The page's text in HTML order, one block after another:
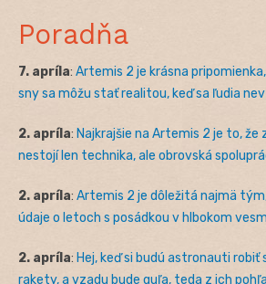
Poradňa
7. apríla: Artemis 2 je krásna
sny sa môžu stať realitou, keď sa ľudia
2. apríla: Najkrajšie na Artemis 2 je to,
nestojí len technika, ale obrovská
2. apríla: Artemis 2 je dôležitá najmä
údaje o letoch s posádkou v hlbokom
2. apríla: Hej, keď si budú astronauti robiť
rakety, a vzadu bude guľa, teda z ich